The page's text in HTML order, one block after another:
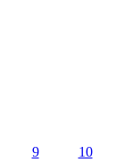
9
10